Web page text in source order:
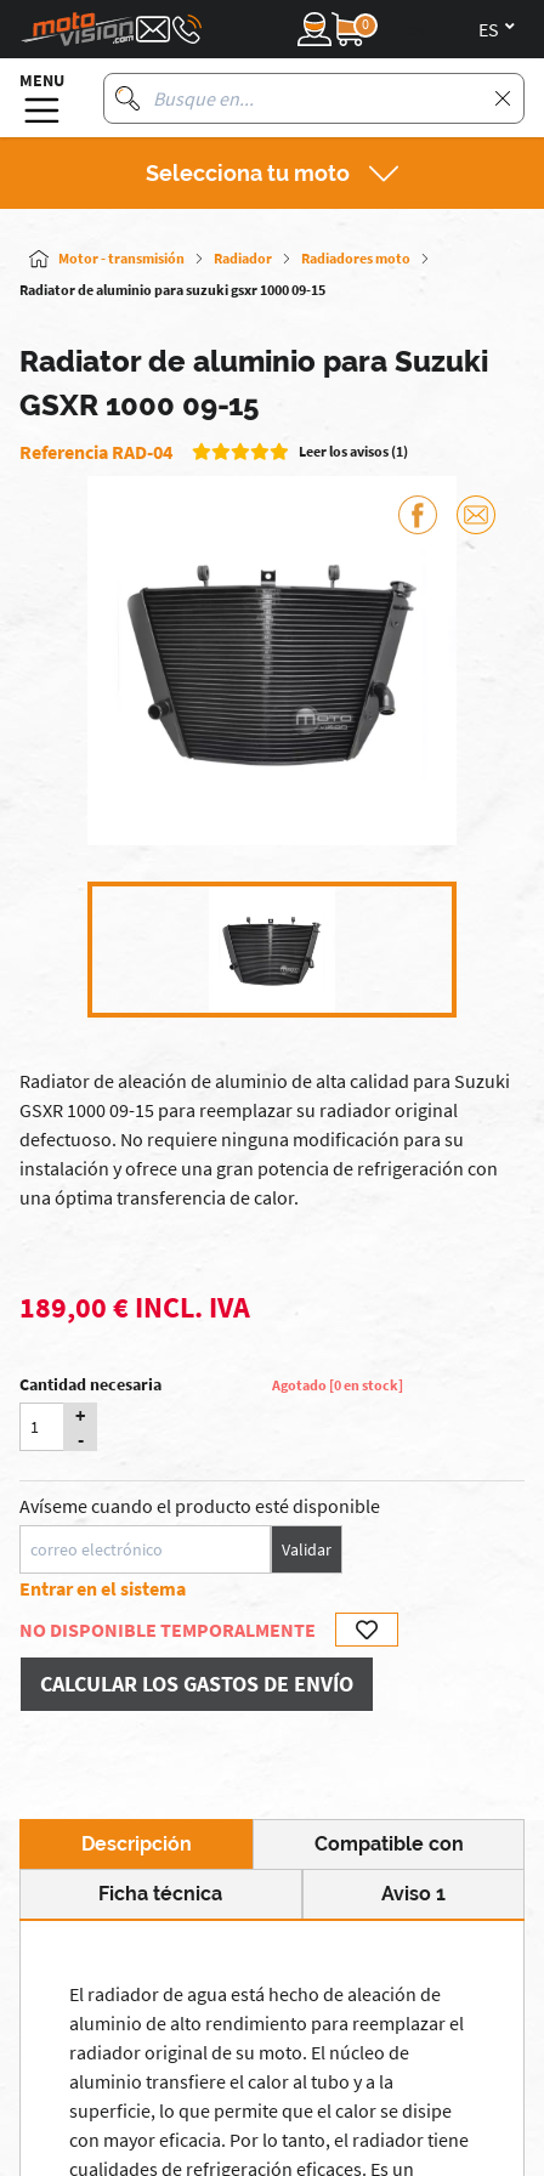
0
MENU
Selecciona tu moto
Motor - transmisión Radiador
Radiadores moto
Radiator de aluminio para suzuki gsxr 1000 09-15
Radiator de aluminio para Suzuki
GSXR 1000 09-15
Referencia RAD-04 Leer los avisos (1)
Radiator de aleación de aluminio de alta calidad para Suzuki
GSXR 1000 09-15 para reemplazar su radiador original
defectuoso. No requiere ninguna modificación para su
instalación y ofrece una gran potencia de refrigeración con
una óptima transferencia de calor.
189,00 € INCL. IVA
Cantidad necesaria
+
-
Agotado [0 en stock]
Avíseme cuando el producto esté disponible
Validar
Entrar en el sistema
NO DISPONIBLE TEMPORALMENTE
CALCULAR LOS GASTOS DE ENVÍO
Descripción Compatible con
Ficha técnica Aviso 1
El radiador de agua está hecho de aleación de
aluminio de alto rendimiento para reemplazar el
radiador original de su moto. El núcleo de
aluminio transfiere el calor al tubo y a la
superficie, lo que permite que el calor se disipe
con mayor eficacia. Por lo tanto, el radiador tiene
cualidades de refrigeración eficaces. Es un